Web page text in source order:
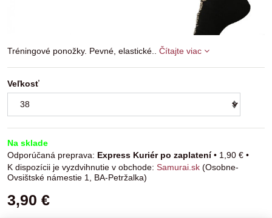
Tréningové ponožky. Pevné, elastické.. Čítajte viac
Veľkosť
Na sklade
Express Kuriér po zaplatení• 1,90 € •
Samurai.sk (Osobne-
Ovsištské námestie 1, BA-Petržalka)
3,90 €